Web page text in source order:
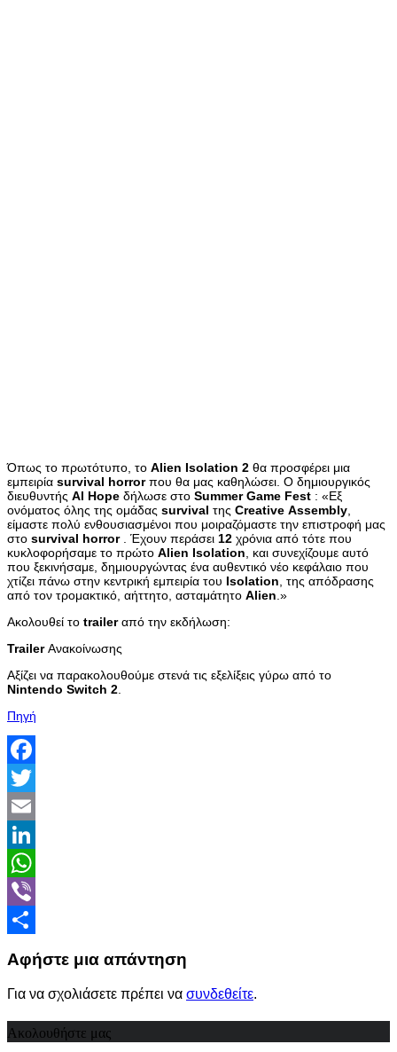
Όπως το πρωτότυπο, το Alien Isolation 2 θα προσφέρει μια
εμπειρία survival horrorπου θα μας καθηλώσει. Ο δημιουργικός
διευθυντής Al Hope δήλωσε στο Summer Game Fest : «Εξ
ονόματος όλης της ομάδας survival της Creative Assembly
είμαστε πολύ ενθουσιασμένοι που μοιραζόμαστε την επιστροφή μας
στο survival horror. Έχουν περάσει 12 χρόνια από τότε που
κυκλοφορήσαμε το πρώτο Alien Isolation , και συνεχίζουμε αυτό
που ξεκινήσαμε, δημιουργώντας ένα αυθεντικό νέο κεφάλαιο που
χτίζει πάνω στην κεντρική εμπειρία του Isolation , της απόδρασης
από τον τρομακτικό, αήττητο, ασταμάτητο Alien .»
Ακολουθεί το trailerαπό την εκδήλωση:
TrailerΑνακοίνωσης
Αξίζει να παρακολουθούμε στενά τις εξελίξεις γύρω από το
Nintendo Switch 2
Πηγή
Facebook
Twitter
Email
LinkedIn
WhatsApp
Viber
Αφήστε μια απάντηση
Για να σχολιάσετε πρέπει να συνδεθείτε.
Ακολουθήστε μας